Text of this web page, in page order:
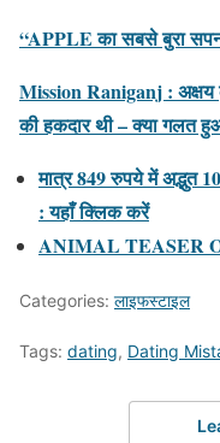
“APPLE का सबसे बुरा
Mission Raniganj : अक्षय
की हकदार थी – क्या गलत
मात्र 849 रुपये में अद्भुत
: यहाँ क्लिक करें
ANIMAL TEASER
Categories: लाइफस्टाइल
Tags: dating, Dating